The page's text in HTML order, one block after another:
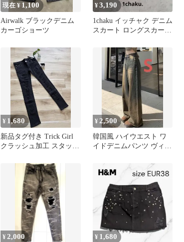
現在 ¥ 1,100
Airwalk ブラックデニム
カーゴショーツ
¥3,190
​1chaku イッチャク デニム
スカート ロングスカート
¥ 1,680
新品タグ付き Trick Girl
クラッシュ加工 スタッズ
¥ 2,500
韓国風 ハイウエスト ワ
イドデニムパンツ ヴィン
¥ 2,000 ¥ 1,680